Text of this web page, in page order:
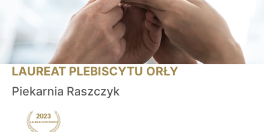
LAUREAT PLEBISCYTU ORŁY
Piekarnia Raszczyk